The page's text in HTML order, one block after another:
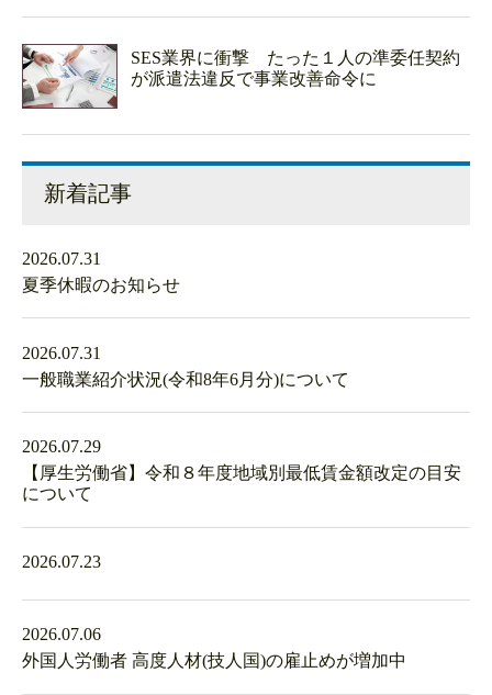
SES業界に衝撃 たった１人の準委任契約
が派遣法違反で事業改善命令に
新着記事
2026.07.31
夏季休暇のお知らせ
2026.07.31
一般職業紹介状況(令和8年6月分)について
2026.07.29
【厚生労働省】令和８年度地域別最低賃金額改定の目安
について
2026.07.23
2026.07.06
外国人労働者 高度人材(技人国)の雇止めが増加中